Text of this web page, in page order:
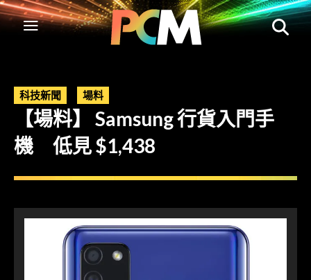
科技新聞 場料
【場料】 Samsung 行貨入門手
機 低見 $1,438